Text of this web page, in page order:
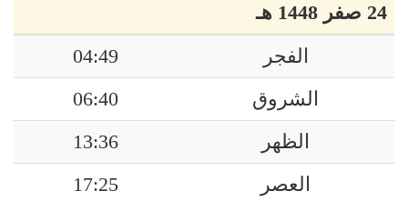
24 صفر 1448 هـ
الفجر
04:49
الشروق
06:40
الظهر
13:36
العصر
17:25